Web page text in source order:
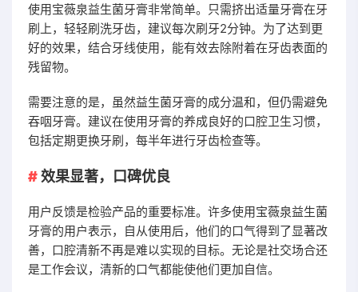
使用宝薇泉益生菌牙膏非常简单。只需挤出适量牙膏在牙
刷上，轻轻刷洗牙齿，建议每次刷牙2分钟。为了达到更
好的效果，结合牙线使用，能有效去除附着在牙齿表面的
残留物。
需要注意的是，虽然益生菌牙膏的成分温和，但仍需避免
吞咽牙膏。建议在使用牙膏的养成良好的口腔卫生习惯，
包括定期更换牙刷，每半年进行牙齿检查等。
效果显著，口碑优良
用户反馈是检验产品的重要标准。许多使用宝薇泉益生菌
牙膏的用户表示，自从使用后，他们的口气得到了显著改
善，口腔清新不再是难以实现的目标。无论是社交场合还
是工作会议，清新的口气都能使他们更加自信。